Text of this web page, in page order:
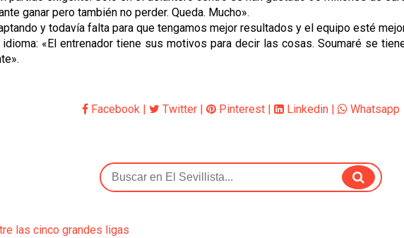
ganar pero también no perder. Queda. Mucho».
y todavía falta para que tengamos mejor resultados y el equipo esté
«El entrenador tiene sus motivos para decir las cosas. Soumaré se
Facebook | Twitter | Pinterest | Linkedin | Whatsapp
las cinco grandes ligas